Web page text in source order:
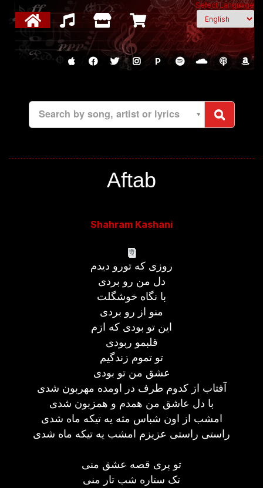
Select Language
P
Search by song, artist or lyrics
Aftab
Shahram Kashani
روزی که تورو دیدم
دل من رو بردی
با نگاه خوشگلت
منو از رو بردی
این تو بودی که ازم
قلبمو ربودی
تو تموم زندگیم
عشق من تو بودی
آفتاب از کدوم طرف در اومده مهربون شدی
با دل عاشق من همدم و همزبون شدی
امشب از اون شباس مثه یه تیکه ماه شدی
راستی راستی عزیزم امشب یه تیکه ماه شدی
تو پری قصه عشق منی
تک ستاره شب تار منی